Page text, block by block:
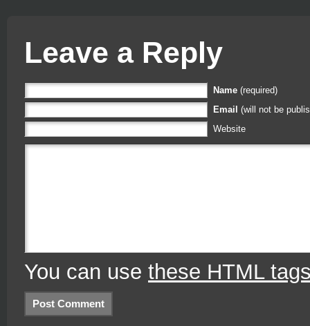
Leave a Reply
Name (required)
Email (will not be
Website
You can use these HTML